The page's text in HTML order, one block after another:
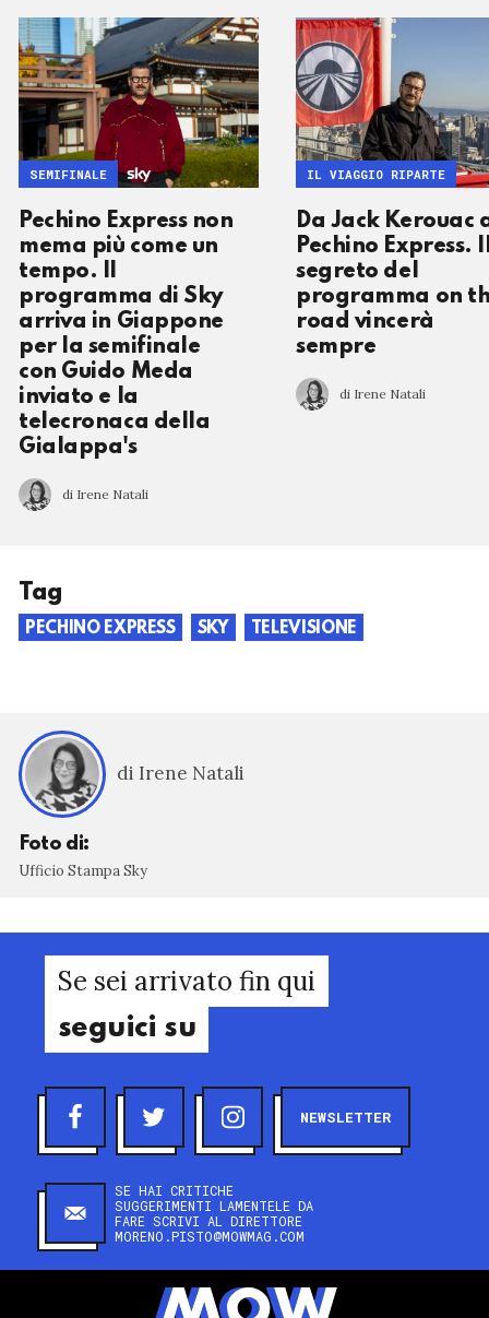
Pechino Express non
mema più come un
tempo. Il
programma di Sky
arriva in Giappone
per la semifinale
con Guido Meda
inviato e la
telecronaca della
Gialappa's
di Irene Natali
SEMIFINALE
Da Jack Kerouac
Pechino Express.
segreto del
programma on
road vincerà
sempre
di Irene Natali
IL VIAGGIO RIPARTE
Tag
PECHINO EXPRESS SKY TELEVISIONE
di Irene Natali
Foto di:
Ufficio Stampa Sky
Se sei arrivato fin qui
seguici su
NEWSLETTER
SE HAI CRITICHE
SUGGERIMENTI LAMENTELE DA
FARE SCRIVI AL DIRETTORE
MORENO.PISTO@MOWMAG.COM